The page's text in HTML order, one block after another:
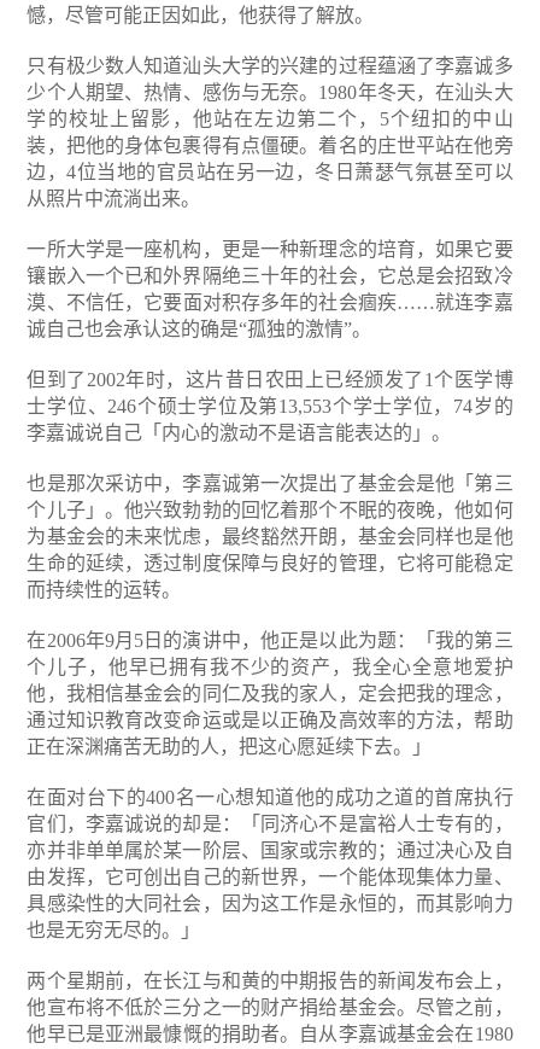
憾，尽管可能正因如此，他获得了解放。
只有极少数人知道汕头大学的兴建的过程蕴涵了李嘉诚多
少个人期望、热情、感伤与无奈。1980年冬天，在汕头大
学的校址上留影，他站在左边第二个，5个纽扣的中山
装，把他的身体包裹得有点僵硬。着名的庄世平站在他旁
边，4位当地的官员站在另一边，冬日萧瑟气氛甚至可以
从照片中流淌出来。
一所大学是一座机构，更是一种新理念的培育，如果它要
镶嵌入一个已和外界隔绝三十年的社会，它总是会招致冷
漠、不信任，它要面对积存多年的社会痼疾……就连李嘉
诚自己也会承认这的确是“孤独的激情”。
但到了2002年时，这片昔日农田上已经颁发了1个医学博
士学位、246个硕士学位及第13,553个学士学位，74岁的
李嘉诚说自己「内心的激动不是语言能表达的」。
也是那次采访中，李嘉诚第一次提出了基金会是他「第三
个儿子」。他兴致勃勃的回忆着那个不眠的夜晚，他如何
为基金会的未来忧虑，最终豁然开朗，基金会同样也是他
生命的延续，透过制度保障与良好的管理，它将可能稳定
而持续性的运转。
在2006年9月5日的演讲中，他正是以此为题：「我的第三
个儿子，他早已拥有我不少的资产，我全心全意地爱护
他，我相信基金会的同仁及我的家人，定会把我的理念，
通过知识教育改变命运或是以正确及高效率的方法，帮助
正在深渊痛苦无助的人，把这心愿延续下去。」
在面对台下的400名一心想知道他的成功之道的首席执行
官们，李嘉诚说的却是：「同济心不是富裕人士专有的，
亦并非单单属於某一阶层、国家或宗教的；通过决心及自
由发挥，它可创出自己的新世界，一个能体现集体力量、
具感染性的大同社会，因为这工作是永恒的，而其影响力
也是无穷无尽的。」
两个星期前，在长江与和黄的中期报告的新闻发布会上，
他宣布将不低於三分之一的财产捐给基金会。尽管之前，
他早已是亚洲最慷慨的捐助者。自从李嘉诚基金会在1980